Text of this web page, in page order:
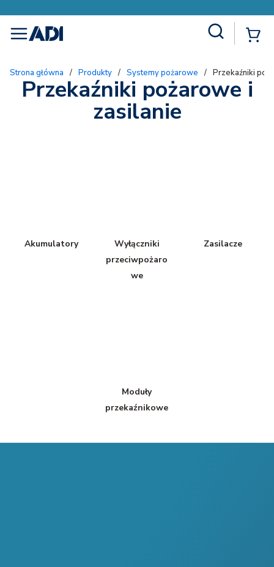
menu
Strona główna / Produkty / Systemy pożarowe / Przekaźniki
Przekaźniki pożarowe i
zasilanie
Akumulatory
Wyłączniki
przeciwpożaro
we
Zasilacze
Moduły
przekaźnikowe